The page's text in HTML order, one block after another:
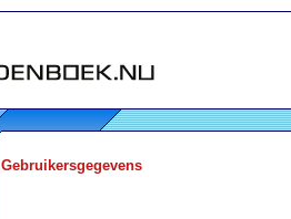
Gebruikersgegevens